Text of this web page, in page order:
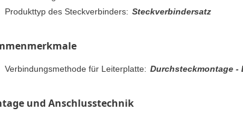
Produkttyp des Steckverbinders: Steckverbindersatz
Verbindungsmethode für Leiterplatte: Durchsteckmontage -
und Anschlusstechnik